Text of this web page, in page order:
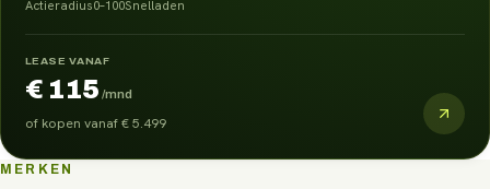
Actieradius0–100Snelladen
LEASE VANAF
€ 115 /mnd
of kopen vanaf€ 5.499
MERKEN